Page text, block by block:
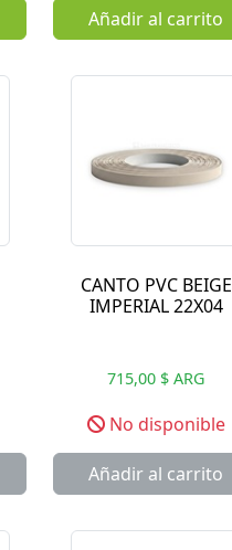
Añadir al carrito
CANTO PVC BEIGE
IMPERIAL 22X04
715,00 $ ARG
No disponible
Añadir al carrito